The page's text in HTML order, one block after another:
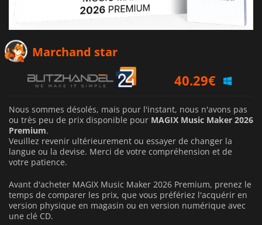
Marchand star
40.29€
Nous sommes désolés, mais pour l'instant, nous n'avons pas
ou très peu de prix disponible pour MAGIX Music Maker 2026
Premium.
Veuillez revenir ultérieurement ou essayer de changer la
langue ou la devise. Merci de votre compréhension et de
votre patience.
Avant d'acheter MAGIX Music Maker 2026 Premium, prenez le
temps de comparer les prix, que vous préfériez l'acquérir en
version physique en magasin ou en version numérique avec
une clé CD.